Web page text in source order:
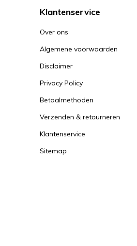
Klantenservice
Over ons
Algemene voorwaarden
Disclaimer
Privacy Policy
Betaalmethoden
Verzenden & retourneren
Klantenservice
Sitemap